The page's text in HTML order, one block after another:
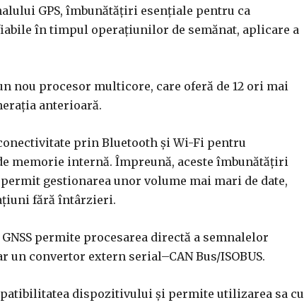
GPS, îmbunătățiri esențiale pentru ca
în timpul operațiunilor de semănat, aplicare a
nou procesor multicore, care oferă de 12 ori mai
anterioară.
prin Bluetooth și Wi-Fi pentru
memorie internă. Împreună, aceste îmbunătățiri
gestionarea unor volume mai mari de date,
fără întârzieri.
permite procesarea directă a semnalelor
un convertor extern serial–CAN Bus/ISOBUS.
dispozitivului și permite utilizarea sa cu